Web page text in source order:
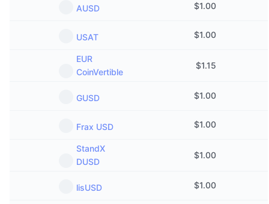
Calendar ICO
Calendar evenimente
AUSD $1.00
USAT $1.00
EUR
CoinVertible
$1.15
GUSD $1.00
Frax USD $1.00
StandX
DUSD
$1.00
lisUSD $1.00